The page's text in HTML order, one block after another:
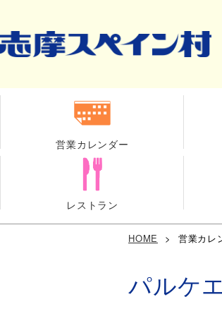
営業カレンダー
レストラン
HOME > 営業カレ
パルケ